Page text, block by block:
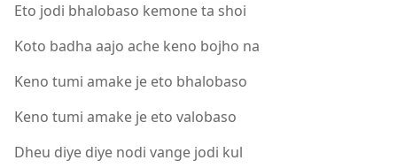
Eto jodi bhalobaso kemone ta shoi
Koto badha aajo ache keno bojho na
Keno tumi amake je eto bhalobaso
Keno tumi amake je eto valobaso
Dheu diye diye nodi vange jodi kul